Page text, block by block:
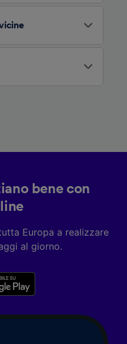
bene con
Europa a realizzare
al giorno.